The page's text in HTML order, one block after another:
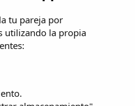
tu pareja por
utilizando la propia